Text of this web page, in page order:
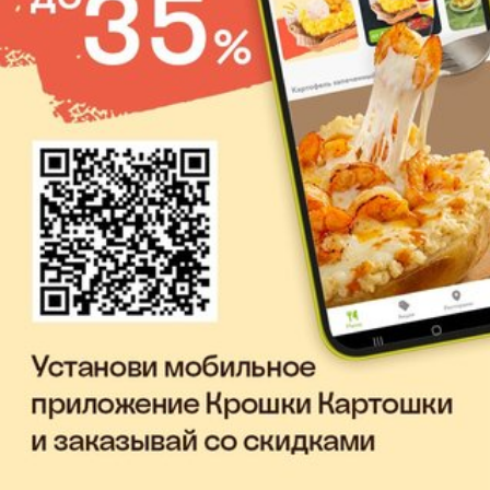
ПРИВЕДИ ДРУГА И ПОЛУЧИ 10 000
РУБЛЕЙ!
Твои задачи:
организация работы смены в кафе,
контроль исполнения сотрудниками
должностных обязанностей, обучение
новых сотрудников
составление заказа и организация
приемки поставки продукции с
производства
контроль за соблюдением санитарных
норм
работу рядом с домом/учебой
оплату медицинской книжки
бесплатное питание и удобную
униформу
денежные призы за участие в
ПРИВЕДИ ДРУГА И ПОЛУЧИ 10 000
РУБЛЕЙ!
Твои задачи:
консультировать гостей и принимать
доготавливать блюда
по простой и
понятной технологии
рекомендовать новинки меню
podbor@kartoshka.com